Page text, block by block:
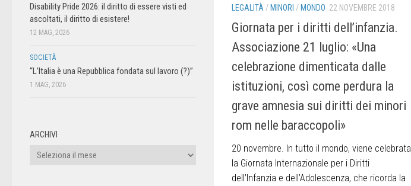
LEGALITÀ/ MINORI / MONDO 22 NOVEMBRE 2018
Giornata per i diritti dell’infanzia.
Associazione 21 luglio: «Una
celebrazione dimenticata dalle
istituzioni, così come perdura la
grave amnesia sui diritti dei minori
rom nelle baraccopoli»
20 novembre. In tutto il mondo, viene celebrata
la Giornata Internazionale per i Diritti
dell’Infanzia e dell’Adolescenza, che ricorda la
Disability Pride 2026: il diritto di essere visti ed
ascoltati, il diritto di esistere!
12 MAG, 2026
SOCIETÀ
“L’Italia è una Repubblica fondata sul lavoro (?)”
1 MAG, 2026
ARCHIVI